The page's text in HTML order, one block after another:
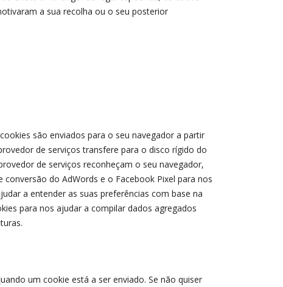
a sua recolha ou o seu posterior
são enviados para o seu navegador a partir
de serviços transfere para o disco rígido do
de serviços reconheçam o seu navegador,
do AdWords e o Facebook Pixel para nos
a entender as suas preferências com base na
para nos ajudar a compilar dados agregados
um cookie está a ser enviado. Se não quiser